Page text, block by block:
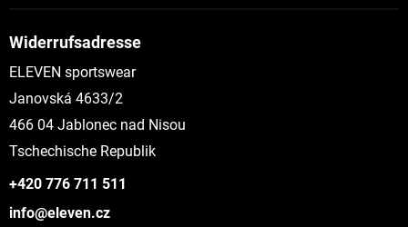
Widerrufsadresse
ELEVEN sportswear
Janovská 4633/2
466 04 Jablonec nad Nisou
Tschechische Republik
+420 776 711 511
info@eleven.cz